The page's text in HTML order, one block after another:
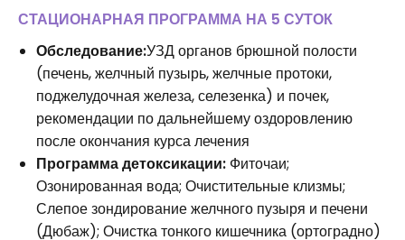
СТАЦИОНАРНАЯ ПРОГРАММА НА 5 СУТОК
Обследование:УЗД органов брюшной полости
(печень, желчный пузырь, желчные протоки,
поджелудочная железа, селезенка) и почек,
рекомендации по дальнейшему оздоровлению
после окончания курса лечения
Программа детоксикации: Фиточаи;
Озонированная вода; Очистительные клизмы;
Слепое зондирование желчного пузыря и печени
(Дюбаж); Очистка тонкого кишечника (ортоградно)